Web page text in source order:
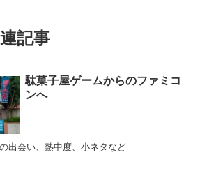
記事
駄菓子屋ゲームからのファミコ
ンへ
出会い、熱中度、小ネタなど